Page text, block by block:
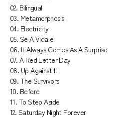
02. Bilingual
03. Metamorphosis
04. Electricity
05. Se A Vida e
06. It Always Comes As A Surprise
07. A Red Letter Day
08. Up Against It
09. The Survivors
10. Before
11. To Step Aside
12. Saturday Night Forever